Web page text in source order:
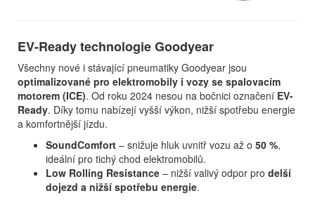
EV-Ready technologie Goodyear
Všechny nové i stávající pneumatiky Goodyear jsou
optimalizované pro elektromobily i vozy se spalovacím
motorem (ICE). Od roku 2024 nesou na bočnici označení EV-
Ready. Díky tomu nabízejí vyšší výkon, nižší spotřebu energie
a komfortnější jízdu.
SoundComfort – snižuje hluk uvnitř vozu až o 50 %,
ideální pro tichý chod elektromobilů.
Low Rolling Resistance – nižší valivý odpor pro delší
dojezd a nižší spotřebu energie.